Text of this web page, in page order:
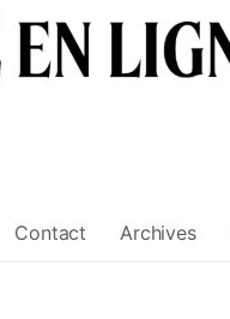
Contact Archives